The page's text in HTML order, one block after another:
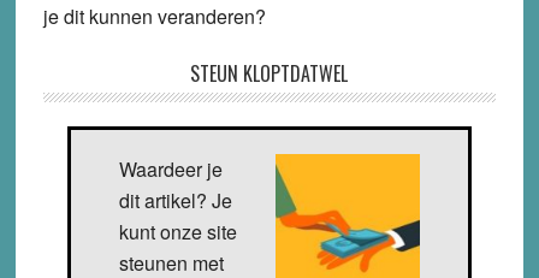
je dit kunnen veranderen?
STEUN KLOPTDATWEL
Waardeer je
dit artikel? Je
kunt onze site
steunen met